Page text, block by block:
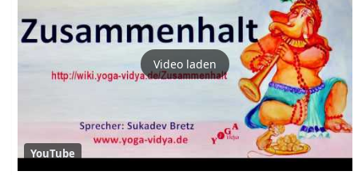
Video laden
YouTube